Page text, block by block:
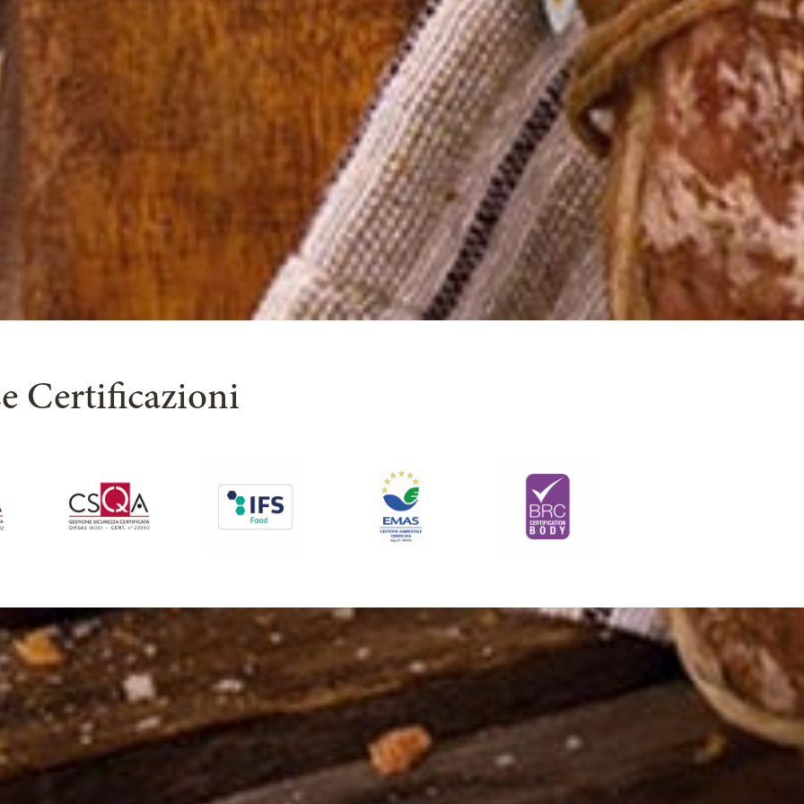
Certificazioni